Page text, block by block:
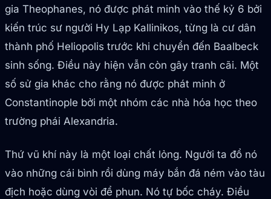
gia Theophanes, nó được phát minh vào thế kỷ 6 bởi
kiến trúc sư người Hy Lạp Kallinikos, từng là cư dân
thành phố Heliopolis trước khi chuyển đến Baalbeck
sinh sống. Điều này hiện vẫn còn gây tranh cãi. Một
số sử gia khác cho rằng nó được phát minh ở
Constantinople bởi một nhóm các nhà hóa học theo
trường phái Alexandria.
Thứ vũ khí này là một loại chất lỏng. Người ta đổ nó
vào những cái bình rồi dùng máy bắn đá ném vào tàu
địch hoặc dùng vòi để phun. Nó tự bốc cháy. Điều